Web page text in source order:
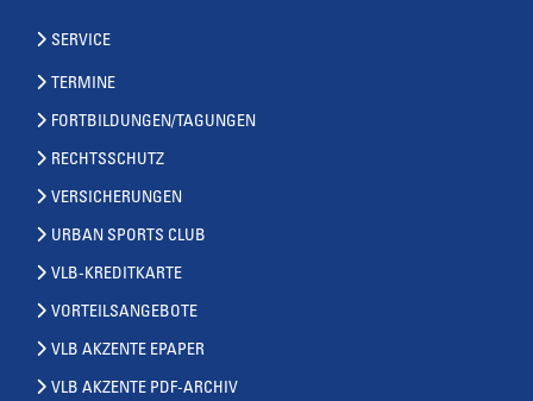
SERVICE
TERMINE
FORTBILDUNGEN/TAGUNGEN
RECHTSSCHUTZ
VERSICHERUNGEN
URBAN SPORTS CLUB
VLB-KREDITKARTE
VORTEILSANGEBOTE
VLB AKZENTE EPAPER
VLB AKZENTE PDF-ARCHIV